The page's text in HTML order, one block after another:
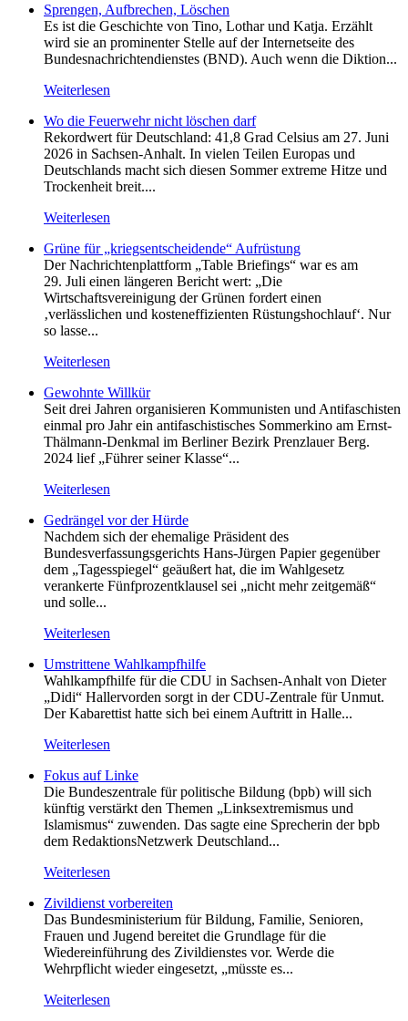
Sprengen, Aufbrechen, Löschen
Es ist die Geschichte von Tino, Lothar und Katja. Erzählt
wird sie an prominenter Stelle auf der Internetseite des
Bundesnachrichtendienstes (BND). Auch wenn die Diktion...
Weiterlesen
Wo die Feuerwehr nicht löschen darf
Rekordwert für Deutschland: 41,8 Grad Celsius am 27. Juni
2026 in Sachsen-Anhalt. In vielen Teilen Europas und
Deutschlands macht sich diesen Sommer extreme Hitze und
Trockenheit breit....
Weiterlesen
Grüne für „kriegsentscheidende“ Aufrüstung
Der Nachrichtenplattform „Table Briefings“ war es am
29. Juli einen längeren Bericht wert: „Die
Wirtschaftsvereinigung der Grünen fordert einen
‚verlässlichen und kosteneffizienten Rüstungshochlauf‘. Nur
so lasse...
Weiterlesen
Gewohnte Willkür
Seit drei Jahren organisieren Kommunisten und Antifaschisten
einmal pro Jahr ein antifaschistisches Sommerkino am Ernst-
Thälmann-Denkmal im Berliner Bezirk Prenzlauer Berg.
2024 lief „Führer seiner Klasse“...
Weiterlesen
Gedrängel vor der Hürde
Nachdem sich der ehemalige Präsident des
Bundesverfassungsgerichts Hans-Jürgen Papier gegenüber
dem „Tagesspiegel“ geäußert hat, die im Wahlgesetz
verankerte Fünfprozentklausel sei „nicht mehr zeitgemäß“
und solle...
Weiterlesen
Umstrittene Wahlkampfhilfe
Wahlkampfhilfe für die CDU in Sachsen-Anhalt von Dieter
„Didi“ Hallervorden sorgt in der CDU-Zentrale für Unmut.
Der Kabarettist hatte sich bei einem Auftritt in Halle...
Weiterlesen
Fokus auf Linke
Die Bundeszentrale für politische Bildung (bpb) will sich
künftig verstärkt den Themen „Linksextremismus und
Islamismus“ zuwenden. Das sagte eine Sprecherin der bpb
dem RedaktionsNetzwerk Deutschland...
Weiterlesen
Zivildienst vorbereiten
Das Bundesministerium für Bildung, Familie, Senioren,
Frauen und Jugend bereitet die Grundlage für die
Wiedereinführung des Zivildienstes vor. Werde die
Wehrpflicht wieder eingesetzt, „müsste es...
Weiterlesen